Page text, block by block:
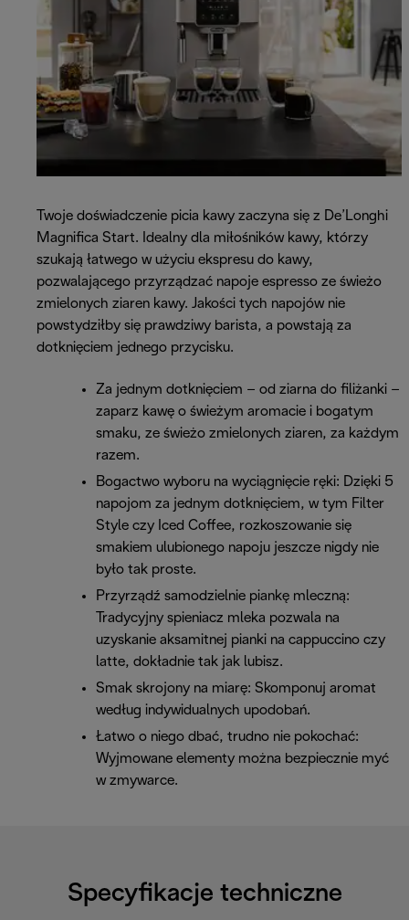
Twoje doświadczenie picia kawy zaczyna się z De’Longhi
Magnifica Start. Idealny dla miłośników kawy, którzy
szukają łatwego w użyciu ekspresu do kawy,
pozwalającego przyrządzać napoje espresso ze świeżo
zmielonych ziaren kawy. Jakości tych napojów nie
powstydziłby się prawdziwy barista, a powstają za
dotknięciem jednego przycisku.
Za jednym dotknięciem – od ziarna do filiżanki –
zaparz kawę o świeżym aromacie i bogatym
smaku, ze świeżo zmielonych ziaren, za każdym
razem.
Bogactwo wyboru na wyciągnięcie ręki: Dzięki 5
napojom za jednym dotknięciem, w tym Filter
Style czy Iced Coffee, rozkoszowanie się
smakiem ulubionego napoju jeszcze nigdy nie
było tak proste.
Przyrządź samodzielnie piankę mleczną:
Tradycyjny spieniacz mleka pozwala na
uzyskanie aksamitnej pianki na cappuccino czy
latte, dokładnie tak jak lubisz.
Smak skrojony na miarę: Skomponuj aromat
według indywidualnych upodobań.
Łatwo o niego dbać, trudno nie pokochać:
Wyjmowane elementy można bezpiecznie myć
w zmywarce.
Specyfikacje techniczne